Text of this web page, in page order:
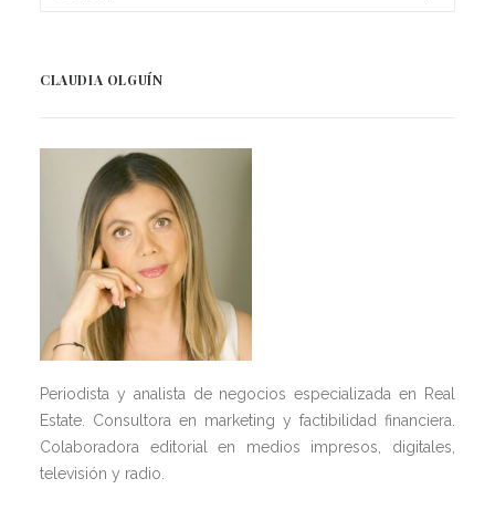
CLAUDIA OLGUÍN
Periodista y analista de negocios especializada en Real
Estate. Consultora en marketing y factibilidad financiera.
Colaboradora editorial en medios impresos, digitales,
televisión y radio.